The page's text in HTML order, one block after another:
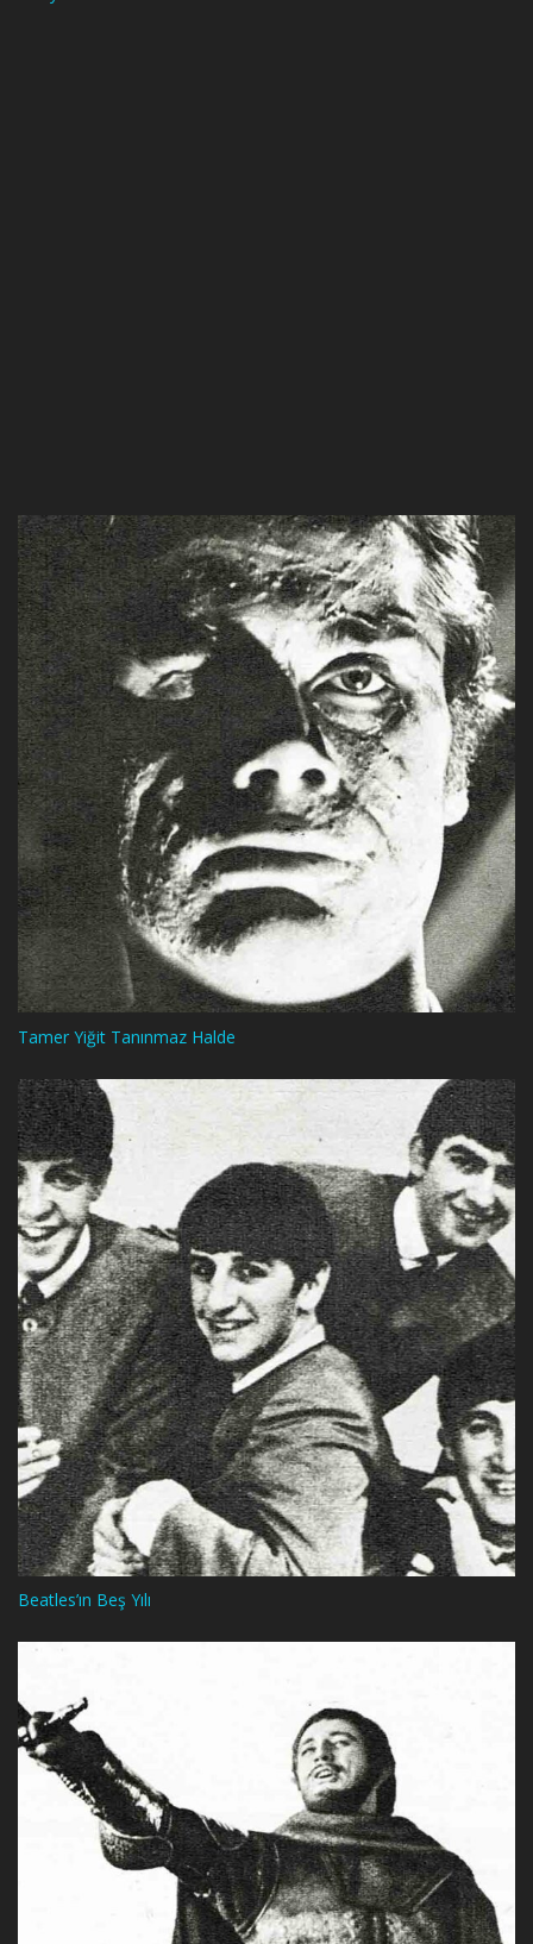
Tamer Yiğit Tanınmaz Halde
Beatles’ın Beş Yılı